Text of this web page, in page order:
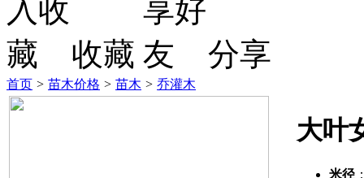
收藏 分享
首页 > 苗木价格 > 苗木 > 乔灌木
大叶
米径